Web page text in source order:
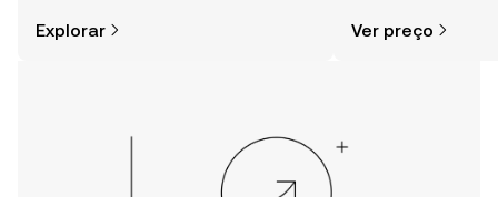
Começa a tua viagem na aplicação
Explorar
mais.
Ver preço